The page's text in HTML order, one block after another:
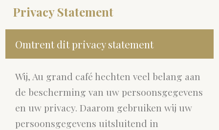
Privacy Statement
Omtrent dit privacy statement
Wij, Au grand café hechten veel belang aan
de bescherming van uw persoonsgegevens
en uw privacy. Daarom gebruiken wij uw
persoonsgegevens uitsluitend in